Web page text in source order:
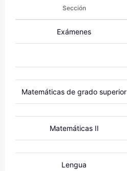
Sección
Exámenes
Matemáticas de grado superior
Matemáticas II
Lengua